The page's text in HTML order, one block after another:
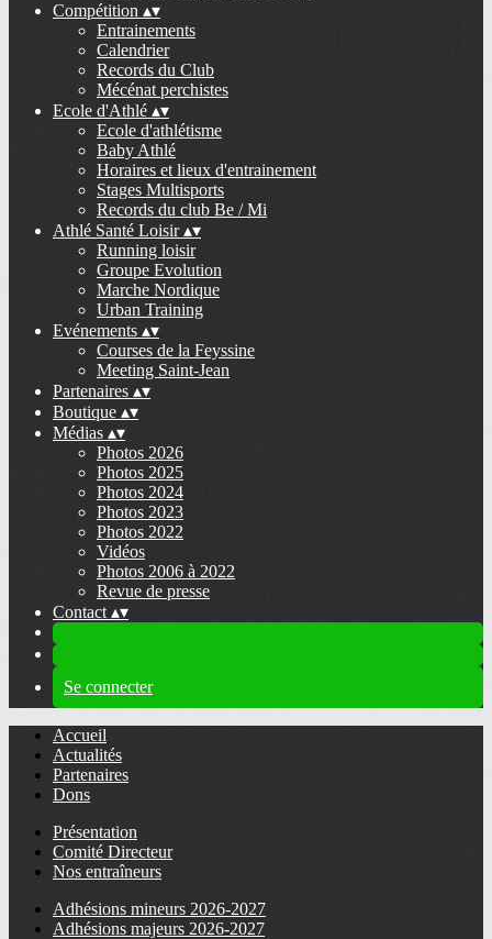
Compétition ▴▾
Entrainements
Calendrier
Records du Club
Mécénat perchistes
Ecole d'Athlé ▴▾
Ecole d'athlétisme
Baby Athlé
Horaires et lieux d'entrainement
Stages Multisports
Records du club Be / Mi
Athlé Santé Loisir▴▾
Running loisir
Groupe Evolution
Marche Nordique
Urban Training
Evénements ▴▾
Courses de la Feyssine
Meeting Saint-Jean
Partenaires ▴▾
Boutique ▴▾
Médias ▴▾
Photos 2026
Photos 2025
Photos 2024
Photos 2023
Photos 2022
Vidéos
Photos 2006 à 2022
Revue de presse
Contact ▴▾
Se connecter
Accueil
Actualités
Partenaires
Dons
Présentation
Comité Directeur
Nos entraîneurs
Adhésions mineurs 2026-2027
Adhésions majeurs 2026-2027